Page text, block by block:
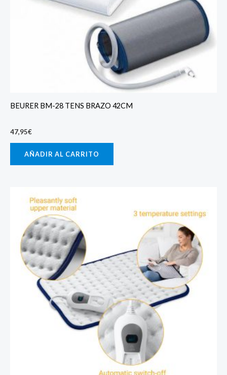
BEURER BM-28 TENS BRAZO 42CM
47,95€
AÑADIR AL CARRITO